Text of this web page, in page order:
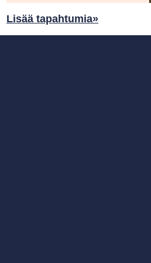
Lisää tapahtumia»